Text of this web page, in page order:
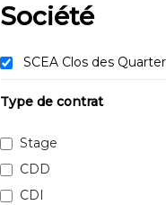
Société
SCEA Clos des
Type de contrat
Stage
CDD
CDI